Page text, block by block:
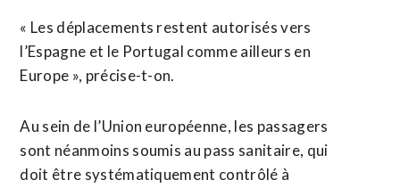
« Les déplacements restent autorisés vers
l’Espagne et le Portugal comme ailleurs en
Europe », précise-t-on.
Au sein de l’Union européenne, les passagers
sont néanmoins soumis au pass sanitaire, qui
doit être systématiquement contrôlé à